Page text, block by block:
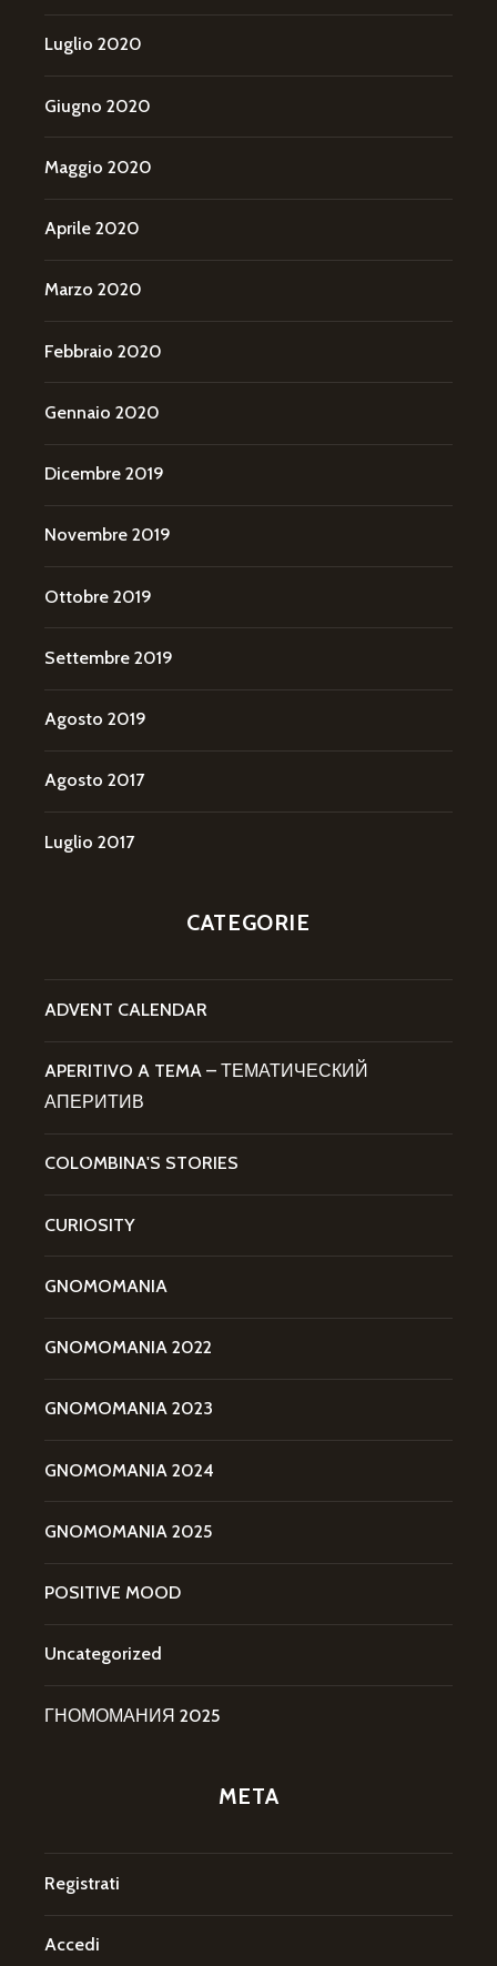
Luglio 2020
Giugno 2020
Maggio 2020
Aprile 2020
Marzo 2020
Febbraio 2020
Gennaio 2020
Dicembre 2019
Novembre 2019
Ottobre 2019
Settembre 2019
Agosto 2019
Agosto 2017
Luglio 2017
CATEGORIE
ADVENT CALENDAR
APERITIVO A TEMA – ТЕМАТИЧЕСКИЙ
АПЕРИТИВ
COLOMBINA'S STORIES
CURIOSITY
GNOMOMANIA
GNOMOMANIA 2022
GNOMOMANIA 2023
GNOMOMANIA 2024
GNOMOMANIA 2025
POSITIVE MOOD
Uncategorized
ГНОМОМАНИЯ 2025
META
Registrati
Accedi